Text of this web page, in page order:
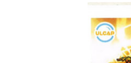
入荷スケジュールをチ